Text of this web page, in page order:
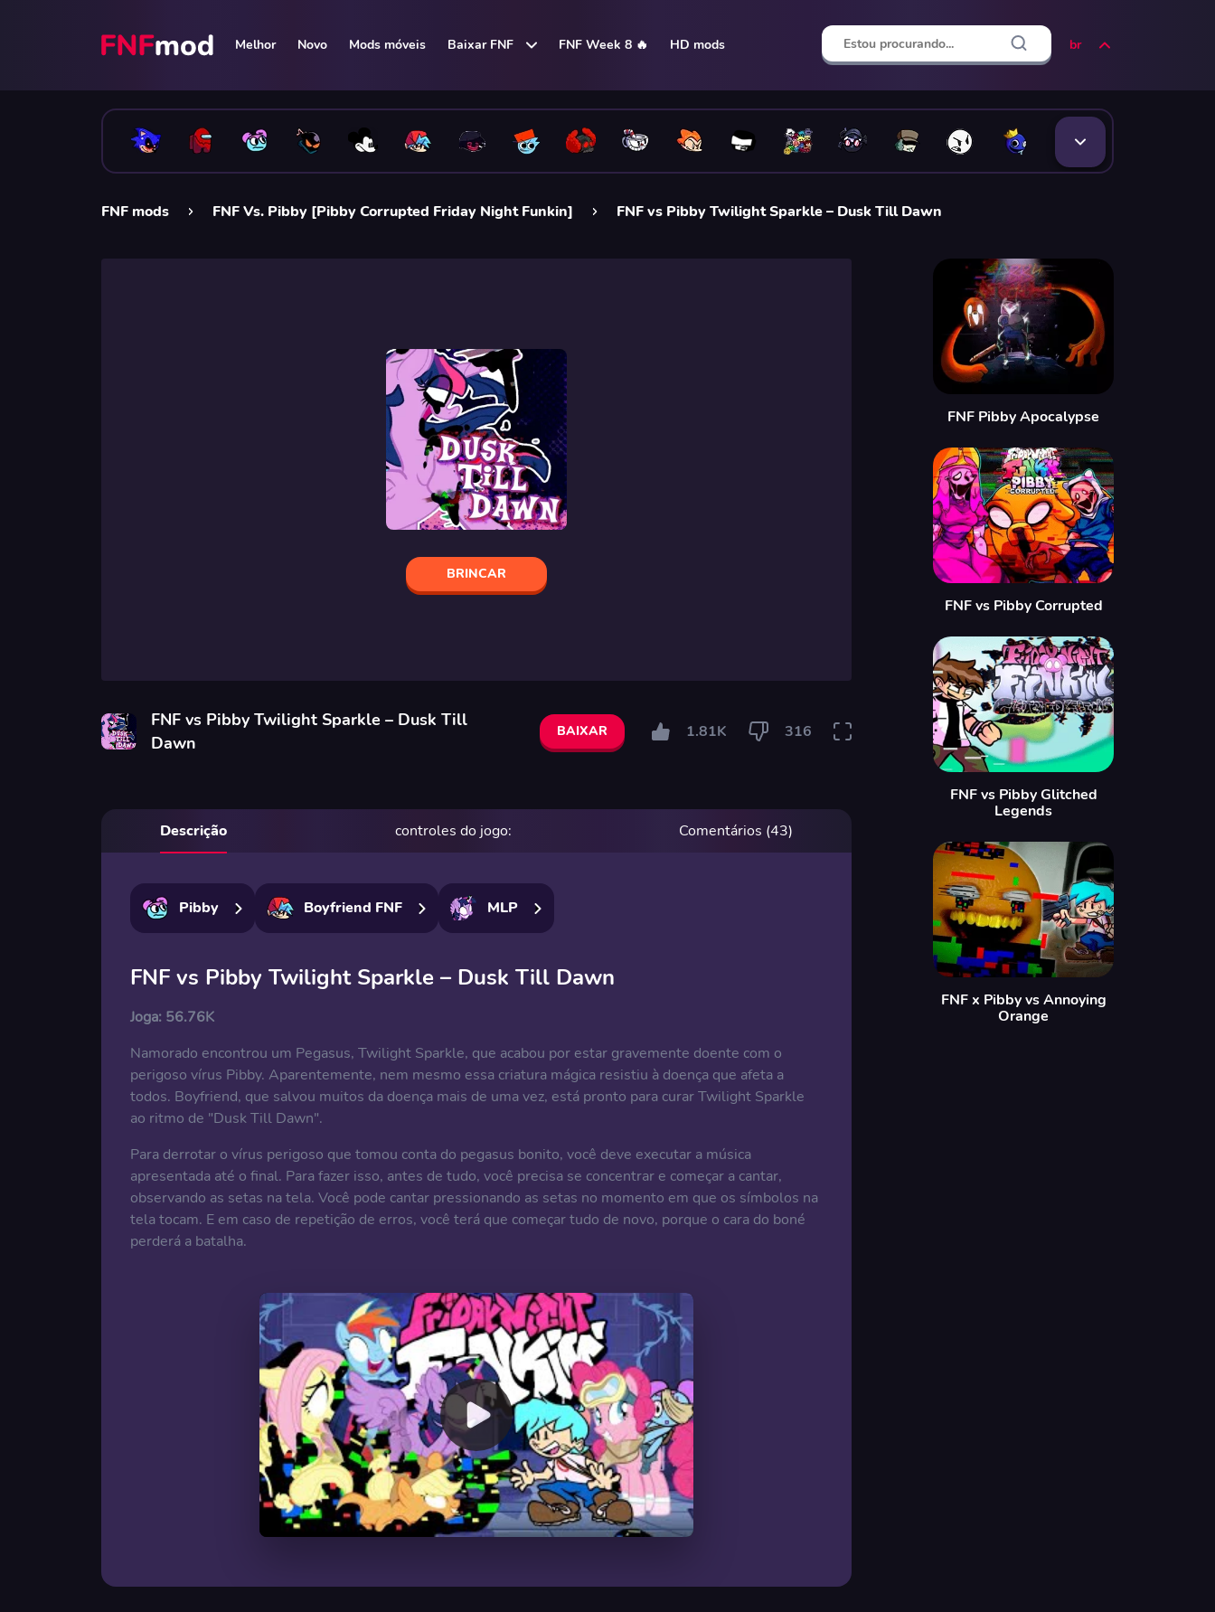
Melhor Novo Mods móveis Baixar FNF FNF Week 8 🔥 HD mods br
FNF mods FNF Vs. Pibby [Pibby Corrupted Friday Night Funkin] FNF vs Pibby Twilight Sparkle – Dusk Till Dawn
BRINCAR
FNF vs Pibby Twilight Sparkle – Dusk Till
Dawn
BAIXAR 1.81K 316
Descrição controles do jogo: Comentários (43)
Pibby Boyfriend FNF MLP
FNF vs Pibby Twilight Sparkle – Dusk Till Dawn
Joga: 56.76K
Namorado encontrou um Pegasus, Twilight Sparkle, que acabou por estar gravemente doente com o
perigoso vírus Pibby. Aparentemente, nem mesmo essa criatura mágica resistiu à doença que afeta a
todos. Boyfriend, que salvou muitos da doença mais de uma vez, está pronto para curar Twilight Sparkle
ao ritmo de "Dusk Till Dawn".
Para derrotar o vírus perigoso que tomou conta do pegasus bonito, você deve executar a música
apresentada até o final. Para fazer isso, antes de tudo, você precisa se concentrar e começar a cantar,
observando as setas na tela. Você pode cantar pressionando as setas no momento em que os símbolos na
tela tocam. E em caso de repetição de erros, você terá que começar tudo de novo, porque o cara do boné
perderá a batalha.
FNF Pibby Apocalypse
FNF vs Pibby Corrupted
FNF vs Pibby Glitched
Legends
FNF x Pibby vs Annoying
Orange